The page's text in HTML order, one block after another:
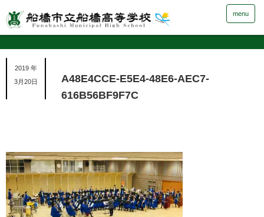
menu
2019 年
3月20日
A48E4CCE-E5E4-48E6-AEC7-
616B56BF9F7C